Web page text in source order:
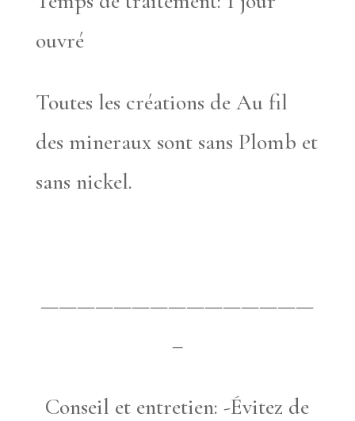
ouvré
Toutes les créations de Au fil
des mineraux sont sans Plomb et
sans nickel.
———————————————
–
Conseil et entretien: -Évitez de